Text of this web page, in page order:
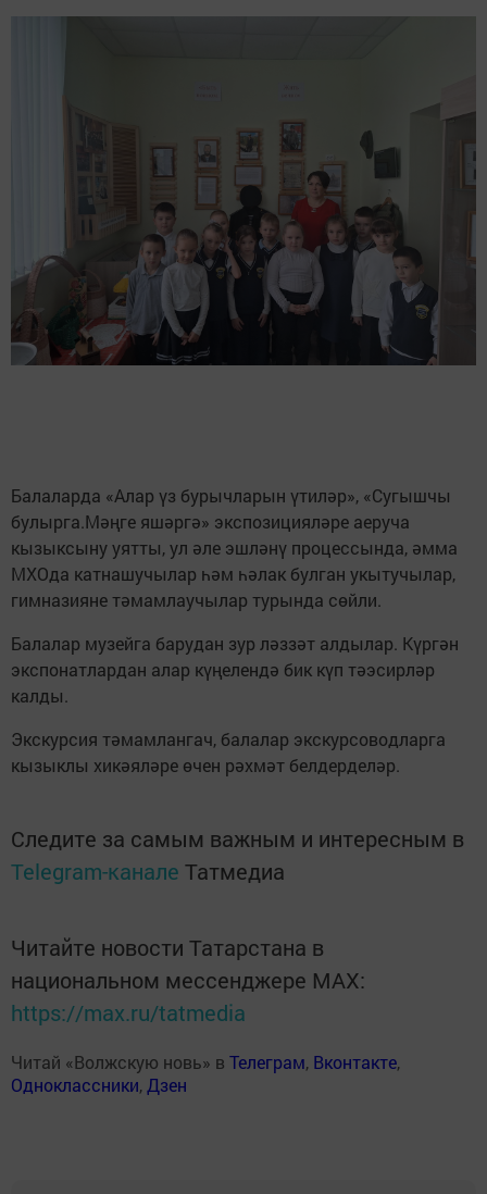
Балаларда «Алар үз бурычларын үтиләр», «Сугышчы
булырга.Мәңге яшәргә» экспозицияләре аеруча
кызыксыну уятты, ул әле эшләнү процессында, әмма
МХОда катнашучылар һәм һәлак булган укытучылар,
гимназияне тәмамлаучылар турында сөйли.
Балалар музейга барудан зур ләззәт алдылар. Күргән
экспонатлардан алар күңелендә бик күп тәэсирләр
калды.
Экскурсия тәмамлангач, балалар экскурсоводларга
кызыклы хикәяләре өчен рәхмәт белдерделәр.
Следите за самым важным и интересным в
Telegram-канале Татмедиа
Читайте новости Татарстана в
национальном мессенджере MАХ:
https://max.ru/tatmedia
Читай «Волжскую новь» в Телеграм, Вконтакте,
Одноклассники, Дзен